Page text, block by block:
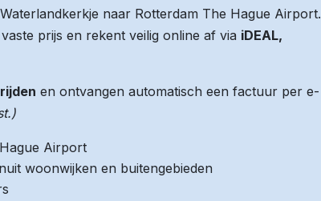
naar Rotterdam The Hague Airport.
prijs en rekent veilig online af via iDEAL,
en ontvangen automatisch een factuur per e-
Airport
woonwijken en buitengebieden